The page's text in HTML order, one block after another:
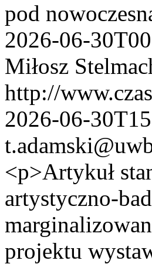
pod
2026-06-
Miłosz
http://
2026-06-
<p>Artykuł
artystyczno-
projektu